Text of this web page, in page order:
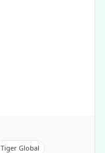
Tiger Global